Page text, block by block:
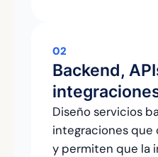
02
Backend,
Diseño servicios
integraciones que
y permiten que la